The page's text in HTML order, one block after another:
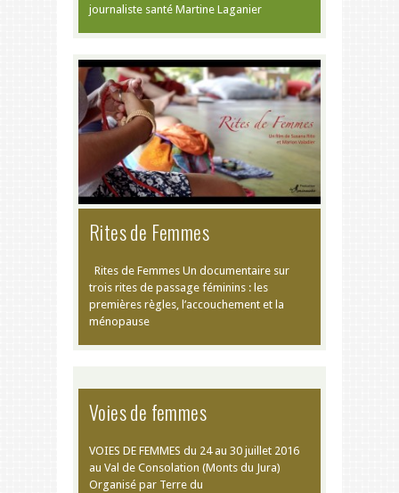
journaliste santé Martine Laganier
Rites de Femmes
Rites de Femmes Un documentaire sur
trois rites de passage féminins : les
premières règles, l’accouchement et la
ménopause
Voies de femmes
VOIES DE FEMMES du 24 au 30 juillet 2016
au Val de Consolation (Monts du Jura)
Organisé par Terre du